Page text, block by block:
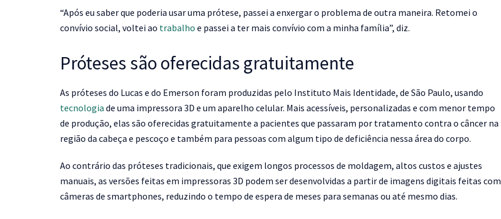
“Após eu saber que poderia usar uma prótese, passei a enxergar o problema de outra maneira. Retomei o
convívio social, voltei ao trabalho e passei a ter mais convívio com a minha família”, diz.
Próteses são oferecidas gratuitamente
As próteses do Lucas e do Emerson foram produzidas pelo Instituto Mais Identidade, de São Paulo, usando
tecnologia de uma impressora 3D e um aparelho celular. Mais acessíveis, personalizadas e com menor tempo
de produção, elas são oferecidas gratuitamente a pacientes que passaram por tratamento contra o câncer na
região da cabeça e pescoço e também para pessoas com algum tipo de deficiência nessa área do corpo.
Ao contrário das próteses tradicionais, que exigem longos processos de moldagem, altos custos e ajustes
manuais, as versões feitas em impressoras 3D podem ser desenvolvidas a partir de imagens digitais feitas com
câmeras de smartphones, reduzindo o tempo de espera de meses para semanas ou até mesmo dias.